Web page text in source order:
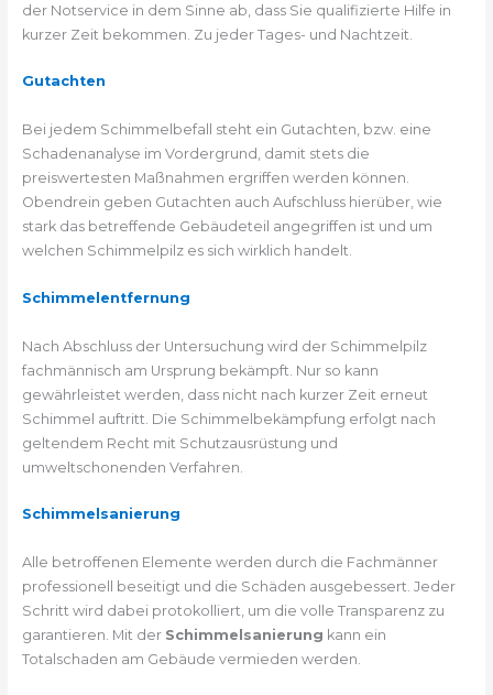
der Notservice in dem Sinne ab, dass Sie qualifizierte Hilfe in
kurzer Zeit bekommen. Zu jeder Tages- und Nachtzeit.
Gutachten
Bei jedem Schimmelbefall steht ein Gutachten, bzw. eine
Schadenanalyse im Vordergrund, damit stets die
preiswertesten Maßnahmen ergriffen werden können.
Obendrein geben Gutachten auch Aufschluss hierüber, wie
stark das betreffende Gebäudeteil angegriffen ist und um
welchen Schimmelpilz es sich wirklich handelt.
Schimmelentfernung
Nach Abschluss der Untersuchung wird der Schimmelpilz
fachmännisch am Ursprung bekämpft. Nur so kann
gewährleistet werden, dass nicht nach kurzer Zeit erneut
Schimmel auftritt. Die Schimmelbekämpfung erfolgt nach
geltendem Recht mit Schutzausrüstung und
umweltschonenden Verfahren.
Schimmelsanierung
Alle betroffenen Elemente werden durch die Fachmänner
professionell beseitigt und die Schäden ausgebessert. Jeder
Schritt wird dabei protokolliert, um die volle Transparenz zu
garantieren. Mit der Schimmelsanierung kann ein
Totalschaden am Gebäude vermieden werden.